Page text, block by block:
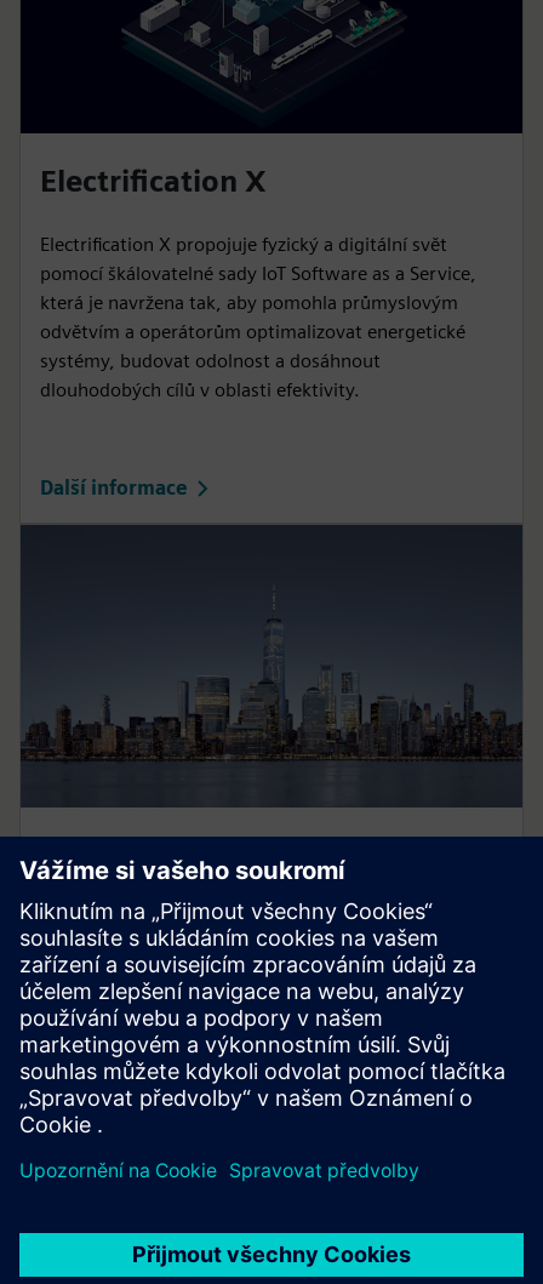
Electrification X
Electrification X propojuje fyzický a digitální svět
pomocí škálovatelné sady IoT Software as a Service,
která je navržena tak, aby pomohla průmyslovým
odvětvím a operátorům optimalizovat energetické
systémy, budovat odolnost a dosáhnout
dlouhodobých cílů v oblasti efektivity.
Další informace
Smart Infrastructure
Naše technologie transformuje infrastrukturu rychlostí
a měřítkem a umožňuje ekosystémům spolupráce
urychlit digitální cestu našich zákazníků.
Další informace